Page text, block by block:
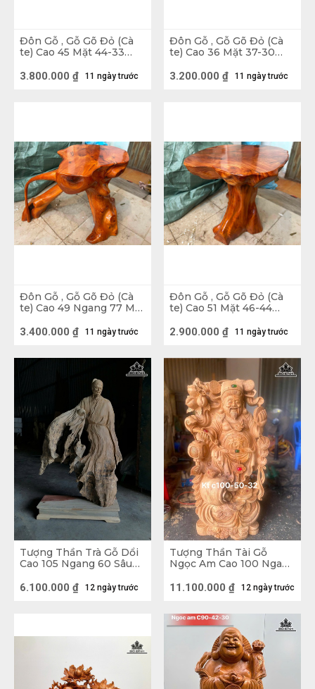
Đôn Gỗ , Gỗ Gõ Đỏ (Cà
te) Cao 45 Mặt 44-33
11 ngày trước
3.800.000 ₫
Đôn Gỗ , Gỗ Gõ Đỏ (Cà
te) Cao 36 Mặt 37-30
11 ngày trước
3.200.000 ₫
Đôn Gỗ , Gỗ Gõ Đỏ (Cà
te) Cao 49 Ngang 77 Mặt
11 ngày trước
3.400.000 ₫
Đôn Gỗ , Gỗ Gõ Đỏ (Cà
te) Cao 51 Mặt 46-44
11 ngày trước
2.900.000 ₫
Tượng Thần Trà Gỗ Dổi
Cao 105 Ngang 60 Sâu
12 ngày trước
6.100.000 ₫
Tượng Thần Tài Gỗ
Ngọc Am Cao 100 Ngang
12 ngày trước
11.100.000 ₫